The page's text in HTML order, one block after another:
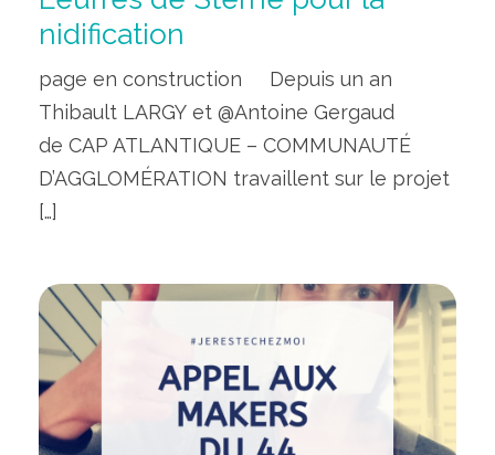
nidification
page en construction Depuis un an
Thibault LARGY et @Antoine Gergaud
de CAP ATLANTIQUE – COMMUNAUTÉ
D’AGGLOMÉRATION travaillent sur le projet
[…]